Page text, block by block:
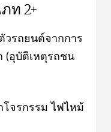
ท 2+
รถยนต์จากการ
(อุบัติเหตุรถชน
จรกรรม ไฟไหม้